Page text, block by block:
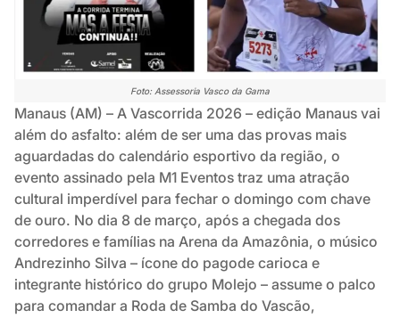
Foto: Assessoria Vasco da Gama
Manaus (AM) – A Vascorrida 2026 – edição Manaus vai
além do asfalto: além de ser uma das provas mais
aguardadas do calendário esportivo da região, o
evento assinado pela M1 Eventos traz uma atração
cultural imperdível para fechar o domingo com chave
de ouro. No dia 8 de março, após a chegada dos
corredores e famílias na Arena da Amazônia, o músico
Andrezinho Silva – ícone do pagode carioca e
integrante histórico do grupo Molejo – assume o palco
para comandar a Roda de Samba do Vascão,